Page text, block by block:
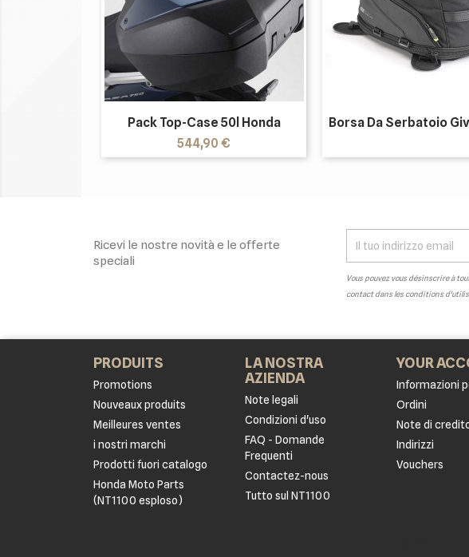
Pack Top-Case 50l Honda
Prezzo
544,90 €
Borsa Da Serbatoio
Ricevi le nostre novità e le offerte
speciali
Vous pouvez vous désinscrire à
contact dans les conditions
PRODUITS
Promotions
Nouveaux produits
Meilleures ventes
i nostri marchi
Prodotti fuori catalogo
Honda Moto Parts
(NT1100 esploso)
LA NOSTRA
AZIENDA
Note legali
Condizioni d'uso
FAQ - Domande
Frequenti
Contactez-nous
Tutto sul NT1100
YOUR
Informazioni
Ordini
Note di
Indirizzi
Vouchers